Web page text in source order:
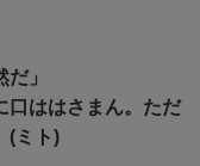
」
口ははさまん。ただ
(ミト)